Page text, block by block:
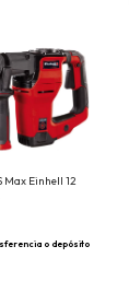
Max Einhell 12
o depósito